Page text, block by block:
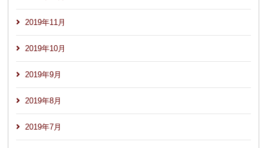
2019年11月
2019年10月
2019年9月
2019年8月
2019年7月